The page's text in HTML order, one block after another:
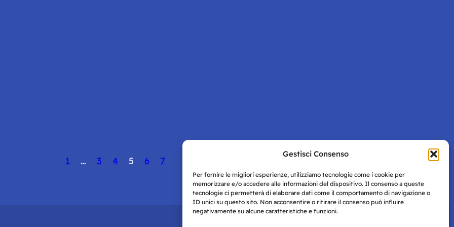
Gestisci Consenso
Per fornire le migliori esperienze, utilizziamo tecnologie come i cookie per
memorizzare e/o accedere alle informazioni del dispositivo. Il consenso a queste
tecnologie ci permetterà di elaborare dati come il comportamento di navigazione o
ID unici su questo sito. Non acconsentire o ritirare il consenso può influire
negativamente su alcune caratteristiche e funzioni.
1 … 3 4 5 6 7